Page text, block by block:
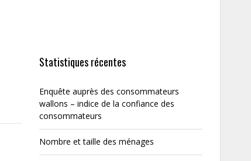
Statistiques récentes
Enquête auprès des consommateurs
wallons – indice de la confiance des
consommateurs
Nombre et taille des ménages